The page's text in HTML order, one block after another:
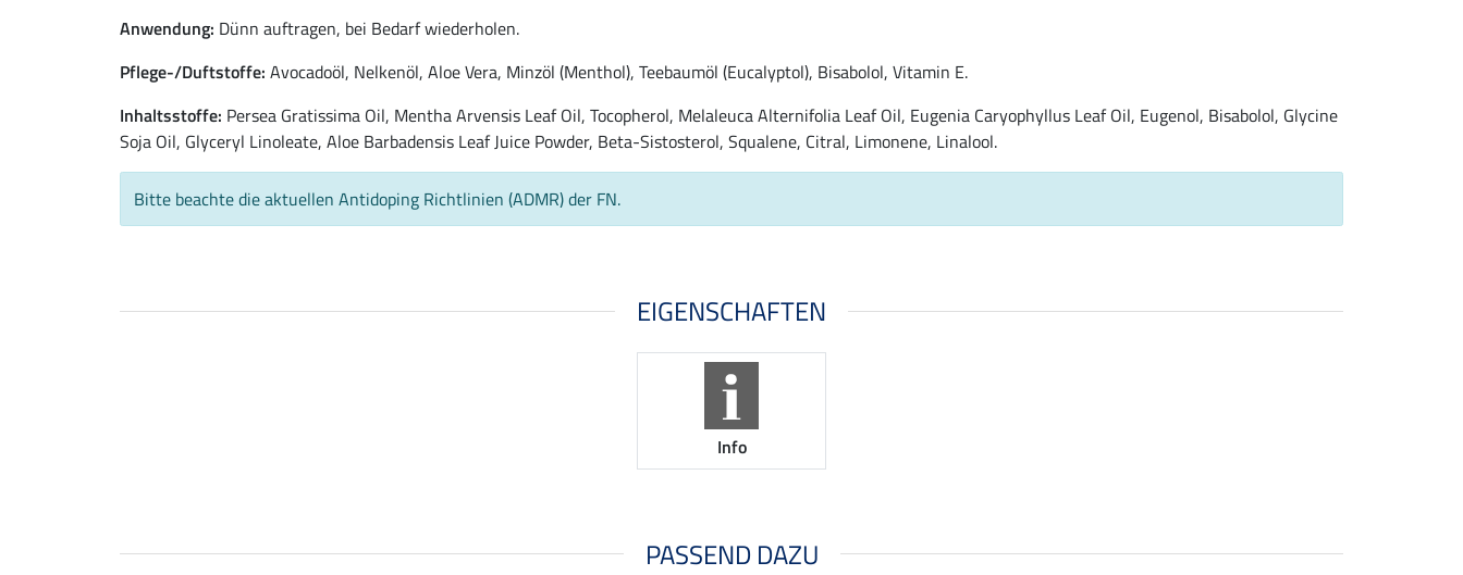
Anwendung: Dünn auftragen, bei Bedarf wiederholen.
Pflege-/Duftstoffe: Avocadoöl, Nelkenöl, Aloe Vera, Minzöl (Menthol), Teebaumöl (Eucalyptol), Bisabolol, Vitamin E.
Inhaltsstoffe: Persea Gratissima Oil, Mentha Arvensis Leaf Oil, Tocopherol, Melaleuca Alternifolia Leaf Oil, Eugenia Caryophyllus Leaf Oil, Eugenol, Bisabolol, Glycine
Soja Oil, Glyceryl Linoleate, Aloe Barbadensis Leaf Juice Powder, Beta-Sistosterol, Squalene, Citral, Limonene, Linalool.
Bitte beachte die aktuellen Antidoping Richtlinien (ADMR) der FN.
EIGENSCHAFTEN
Info
PASSEND DAZU